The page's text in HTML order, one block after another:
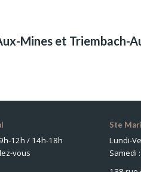
Mines et Triembach-
12h / 14h-18h
vous
Ste
Lundi-
Samedi